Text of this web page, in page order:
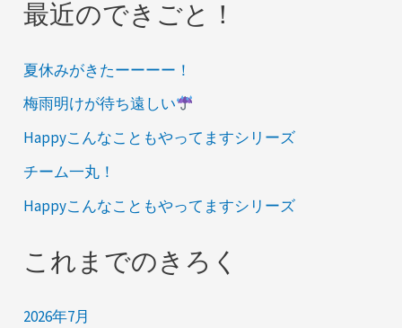
最近のできごと！
夏休みがきたーーーー！
梅雨明けが待ち遠しい
Happyこんなこともやってますシリーズ
チーム一丸！
Happyこんなこともやってますシリーズ
これまでのきろく
2026年7月